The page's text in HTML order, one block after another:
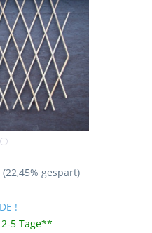
(22,45% gespart)
!
5 Tage**